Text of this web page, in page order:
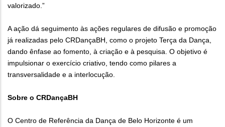
valorizado.”
A ação dá seguimento às ações regulares de difusão e promoção
já realizadas pelo CRDançaBH, como o projeto Terça da Dança,
dando ênfase ao fomento, à criação e à pesquisa. O objetivo é
impulsionar o exercício criativo, tendo como pilares a
transversalidade e a interlocução.
Sobre o CRDançaBH
O Centro de Referência da Dança de Belo Horizonte é um